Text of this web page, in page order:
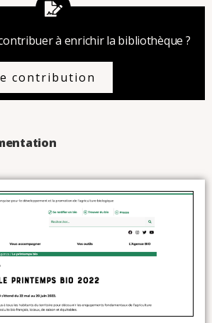
à enrichir la bibliothèque ?
contribution